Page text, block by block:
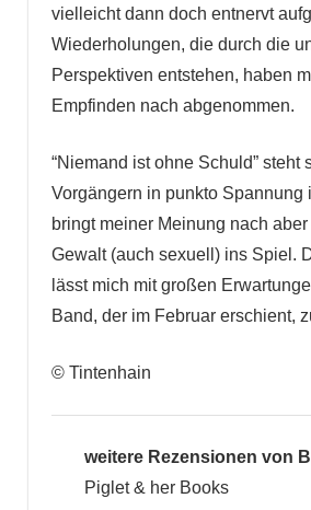
vielleicht dann doch entnervt
Wiederholungen, die durch die
Perspektiven entstehen, haben
Empfinden nach abgenommen.
“Niemand ist ohne Schuld” steht
Vorgängern in punkto Spannung
bringt meiner Meinung nach
Gewalt (auch sexuell) ins Spiel.
lässt mich mit großen
Band, der im Februar erschient,
© Tintenhain
weitere Rezensionen von
Piglet & her Books